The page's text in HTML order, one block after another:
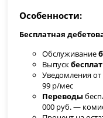
Особенности
Бесплатная
Обслуживание
Выпуск
Уведомления от
99 р/мес
Переводы
000 руб. —